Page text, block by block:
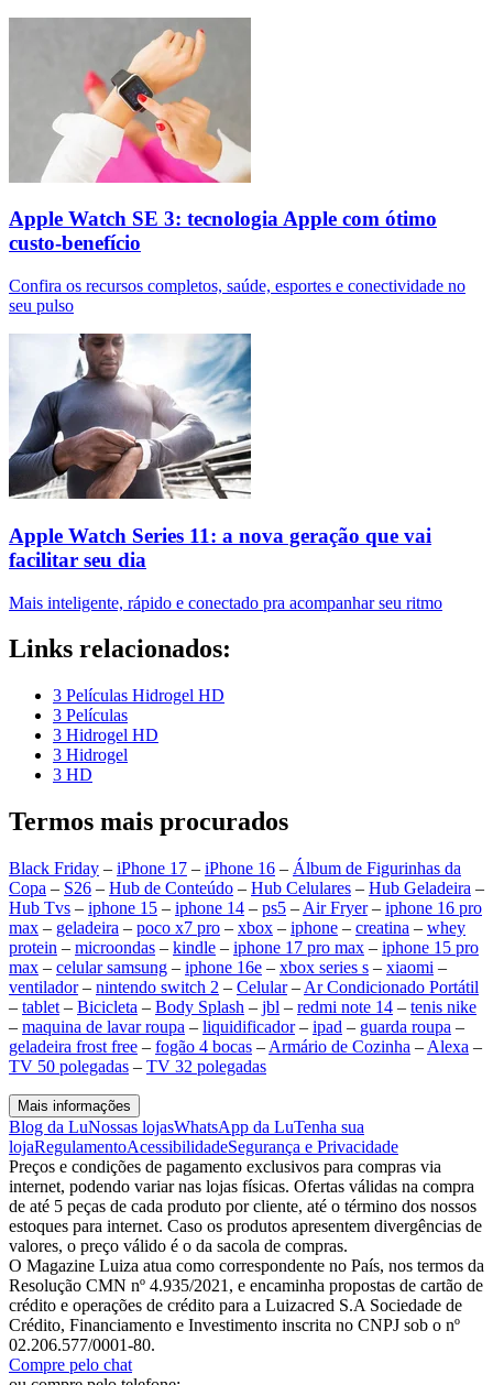
Apple Watch SE 3: tecnologia Apple com ótimo
custo-benefício
Confira os recursos completos, saúde, esportes e conectividade no
seu pulso
Apple Watch Series 11: a nova geração que vai
facilitar seu dia
Mais inteligente, rápido e conectado pra acompanhar seu ritmo
Links relacionados:
3 Películas Hidrogel HD
3 Películas
3 Hidrogel HD
3 Hidrogel
3 HD
Termos mais procurados
Black Friday – iPhone 17 – iPhone 16 – Álbum de Figurinhas da
Copa – S26 – Hub de Conteúdo – Hub Celulares – Hub Geladeira –
Hub Tvs – iphone 15 – iphone 14 – ps5 – Air Fryer– iphone 16 pro
max – geladeira – poco x7 pro – xbox – iphone – creatina – whey
protein – microondas – kindle – iphone 17 pro max – iphone 15 pro
max – celular samsung – iphone 16e – xbox series s – xiaomi –
ventilador– nintendo switch 2 – Celular– Ar Condicionado Portátil
– tablet – Bicicleta – Body Splash – jbl – redmi note 14 – tenis nike
– maquina de lavar roupa – liquidificador– ipad – guarda roupa –
geladeira frost free – fogão 4 bocas – Armário de Cozinha – Alexa –
TV 50 polegadas – TV 32 polegadas
Mais informações
Blog da LuNossas lojasWhatsApp da LuTenha sua
lojaRegulamentoAcessibilidadeSegurança e Privacidade
Preços e condições de pagamento exclusivos para compras via
internet, podendo variar nas lojas físicas. Ofertas válidas na compra
de até 5 peças de cada produto por cliente, até o término dos nossos
estoques para internet. Caso os produtos apresentem divergências de
valores, o preço válido é o da sacola de compras.
O Magazine Luiza atua como correspondente no País, nos termos da
Resolução CMN nº 4.935/2021, e encaminha propostas de cartão de
crédito e operações de crédito para a Luizacred S.A Sociedade de
Crédito, Financiamento e Investimento inscrita no CNPJ sob o nº
02.206.577/0001-80.
Compre pelo chat